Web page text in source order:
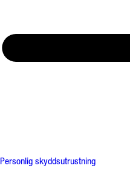
Personlig skyddsutrustning